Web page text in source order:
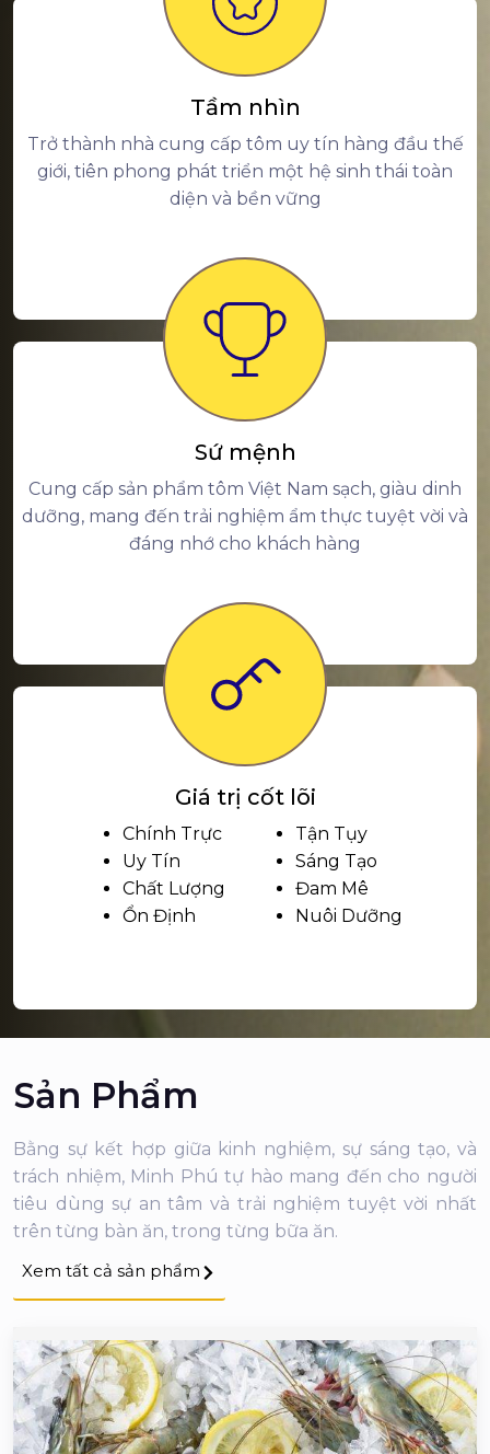
Tầm nhìn
Trở thành nhà cung cấp tôm uy tín hàng đầu thế
giới, tiên phong phát triển một hệ sinh thái toàn
diện và bền vững
Sứ mệnh
Cung cấp sản phẩm tôm Việt Nam sạch, giàu dinh
dưỡng, mang đến trải nghiệm ẩm thực tuyệt vời và
đáng nhớ cho khách hàng
Giá trị cốt lõi
Chính Trực
Uy Tín
Chất Lượng
Ổn Định
Tận Tụy
Sáng Tạo
Đam Mê
Nuôi Dưỡng
Sản Phẩm
Xem tất cả sản phẩm
Bằng sự kết hợp giữa kinh nghiệm, sự sáng tạo, và
trách nhiệm, Minh Phú tự hào mang đến cho người
tiêu dùng sự an tâm và trải nghiệm tuyệt vời nhất
trên từng bàn ăn, trong từng bữa ăn.